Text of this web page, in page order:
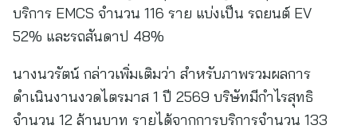
บริการ EMCS จำนวน 116 ราย แบ่งเป็น รถยนต์ EV
52% และรถสันดาป 48%
นางนวรัตน์ กล่าวเพิ่มเติมว่า สำหรับภาพรวมผลการ
ดำเนินงานงวดไตรมาส 1 ปี 2569 บริษัทมีกำไรสุทธิ
จำนวน 12 ล้านบาท รายได้จากการบริการจำนวน 133